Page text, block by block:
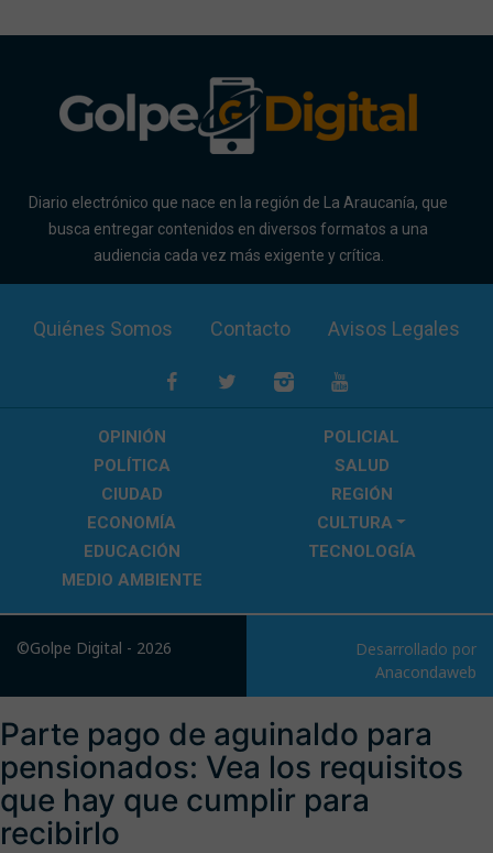
Diario electrónico que nace en la región de La Araucanía, que
busca entregar contenidos en diversos formatos a una
audiencia cada vez más exigente y crítica.
Quiénes Somos Contacto Avisos Legales
OPINIÓN
POLICIAL
POLÍTICA
SALUD
CIUDAD
REGIÓN
ECONOMÍA
CULTURA
EDUCACIÓN
TECNOLOGÍA
MEDIO AMBIENTE
©Golpe Digital - 2026
Desarrollado por
Anacondaweb
Parte pago de aguinaldo para
pensionados: Vea los requisitos
que hay que cumplir para
recibirlo